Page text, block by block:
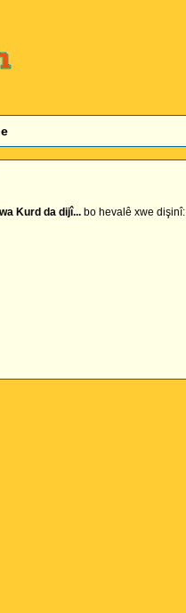
Kurd da dijî... bo hevalê xwe dişinî: